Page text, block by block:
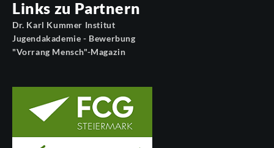
Links zu Partnern
Dr. Karl Kummer Institut
Jugendakademie - Bewerbung
"Vorrang Mensch"-Magazin